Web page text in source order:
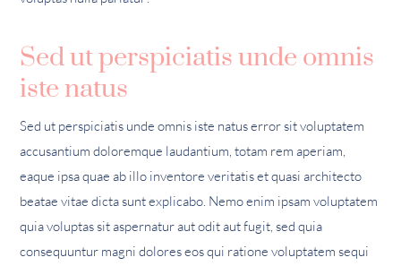
Sed ut perspiciatis unde omnis
iste natus
Sed ut perspiciatis unde omnis iste natus error sit voluptatem
accusantium doloremque laudantium, totam rem aperiam,
eaque ipsa quae ab illo inventore veritatis et quasi architecto
beatae vitae dicta sunt explicabo. Nemo enim ipsam voluptatem
quia voluptas sit aspernatur aut odit aut fugit, sed quia
consequuntur magni dolores eos qui ratione voluptatem sequi